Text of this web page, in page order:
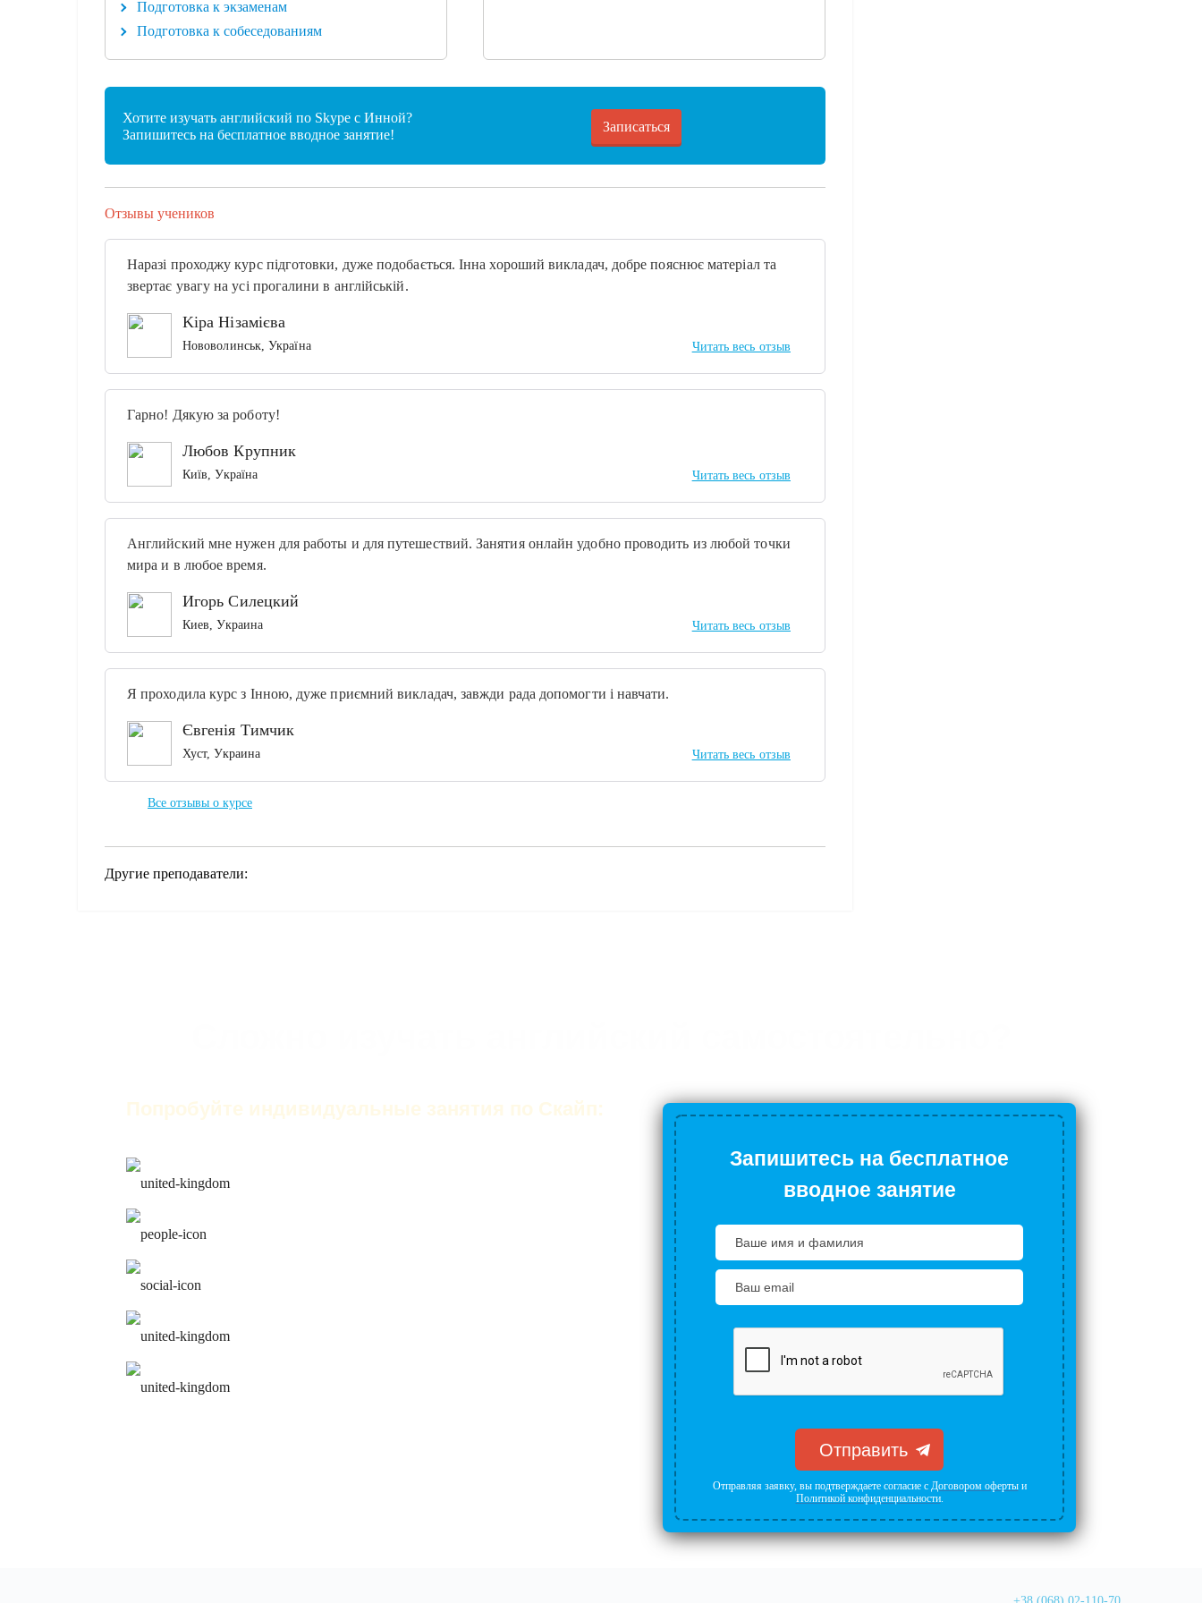
Подготовка к экзаменам
Подготовка к собеседованиям
Хотите изучать английский по Skype с Инной?
Запишитесь на бесплатное вводное занятие!
Записаться
Отзывы учеников
Наразі проходжу курс підготовки, дуже подобається. Інна хороший викладач, добре пояснює матеріал та
звертає увагу на усі прогалини в англійській.
Kiра Нізамієва
Нововолинськ, Україна Читать весь отзыв
Гарно! Дякую за роботу!
Любов Крупник
Київ, Україна Читать весь отзыв
Английский мне нужен для работы и для путешествий. Занятия онлайн удобно проводить из любой точки
мира и в любое время.
Игорь Силецкий
Киев, Украина Читать весь отзыв
Я проходила курс з Інною, дуже приємний викладач, завжди рада допомогти і навчати.
Євгенія Тимчик
Хуст, Украина Читать весь отзыв
Все отзывы о курсе
Другие преподаватели:
Попробуйте индивидуальные занятия по Скайп:
Запишитесь на бесплатное
вводное занятие
Отправить
Отправляя заявку, вы подтверждаете согласие с Договором офертыи
Политикой конфиденциальности.